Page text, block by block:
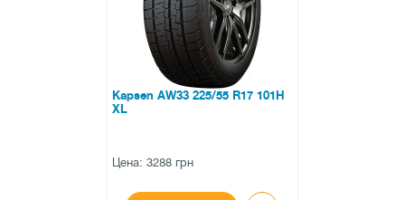
Kapsen AW33 225/55 R17 101H
XL
Цена: 3288 грн